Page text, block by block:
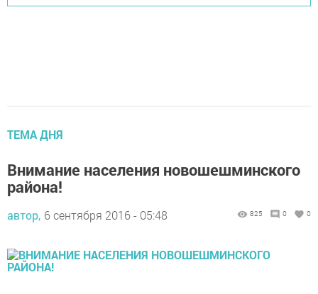
ТЕМА ДНЯ
Внимание населения новошешминского
района!
автор, 6 сентября 2016 - 05:48 825 0 0